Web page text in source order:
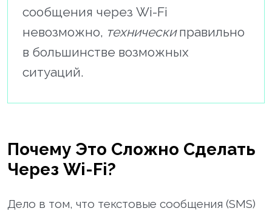
сообщения через Wi-Fi
невозможно, техническиправильно
в большинстве возможных
ситуаций.
Почему Это Сложно Сделать
Через Wi-Fi?
Дело в том, что текстовые сообщения (SMS)